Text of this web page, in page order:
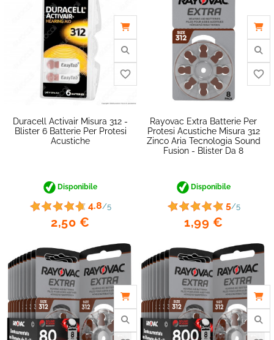
Duracell Activair Misura 312 -
Blister 6 Batterie Per Protesi
Acustiche
Disponibile
4.8/5
2,50 €
Rayovac Extra Batterie Per
Protesi Acustiche Misura 312
Zinco Aria Tecnologia Sound
Fusion - Blister Da 8
Disponibile
5/5
1,99 €